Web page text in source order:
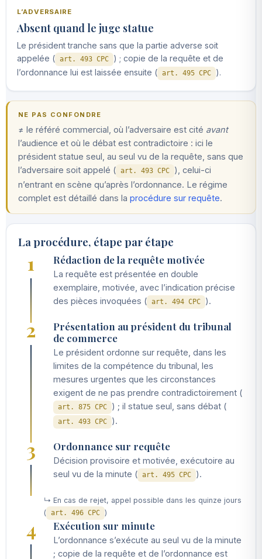
L’ADVERSAIRE
Absent quand le juge statue
Le président tranche sans que la partie adverse soit
appelée ( art. 493 CPC
) ; copie de la requête et de
l’ordonnance lui est laissée ensuite ( art. 495 CPC ).
NE PAS CONFONDRE
≠ le référé commercial, où l’adversaire est cité avant
l’audience et où le débat est contradictoire : ici le
président statue seul, au seul vu de la requête, sans que
l’adversaire soit appelé ( art. 493 CPC
), celui-ci
n’entrant en scène qu’après l’ordonnance. Le régime
complet est détaillé dans la procédure sur requête.
La procédure, étape par étape
1 Rédaction de la requête motivée
La requête est présentée en double
exemplaire, motivée, avec l’indication précise
des pièces invoquées ( art. 494 CPC ).
2
Présentation au président du tribunal
de commerce
Le président ordonne sur requête, dans les
limites de la compétence du tribunal, les
mesures urgentes que les circonstances
exigent de ne pas prendre contradictoirement (
art. 875 CPC ) ; il statue seul, sans débat (
art. 493 CPC ).
3 Ordonnance sur requête
Décision provisoire et motivée, exécutoire au
seul vu de la minute ( art. 495 CPC ).
↳ En cas de rejet, appel possible dans les quinze jours
( art. 496 CPC )
4 Exécution sur minute
L’ordonnance s’exécute au seul vu de la minute
; copie de la requête et de l’ordonnance est